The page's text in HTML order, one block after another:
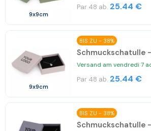
9x9cm
Par 48 ab. 25.44 €
9x9cm
BIS ZU - 38%
Schmuckschatulle
Versand am vendredi 7
Par 48 ab. 25.44 €
BIS ZU - 38%
Schmuckschatulle